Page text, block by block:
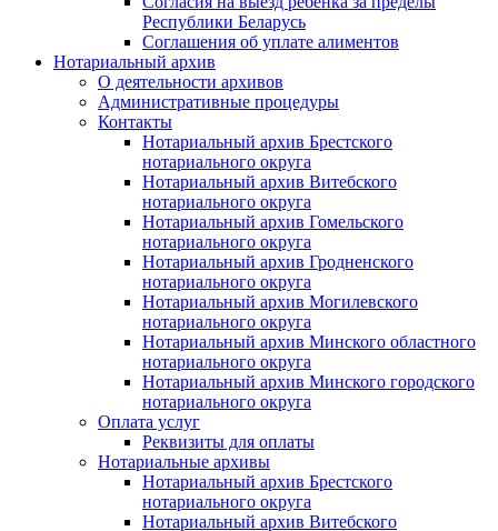
Республики Беларусь
Соглашения об уплате алиментов
Нотариальный архив
О деятельности архивов
Административные процедуры
Контакты
Нотариальный архив Брестского
нотариального округа
Нотариальный архив Витебского
нотариального округа
Нотариальный архив Гомельского
нотариального округа
Нотариальный архив Гродненского
нотариального округа
Нотариальный архив Могилевского
нотариального округа
Нотариальный архив Минского областного
нотариального округа
Нотариальный архив Минского городского
нотариального округа
Оплата услуг
Реквизиты для оплаты
Нотариальные архивы
Нотариальный архив Брестского
нотариального округа
Нотариальный архив Витебского